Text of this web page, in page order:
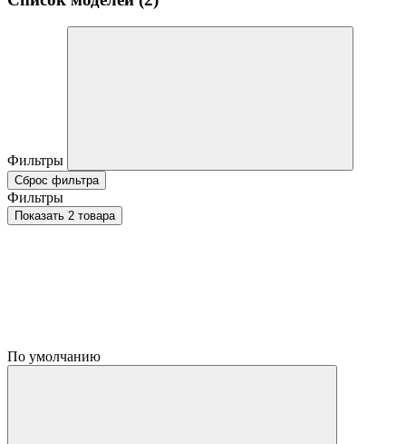
Фильтры
Сброс фильтра
Фильтры
Показать 2 товара
По умолчанию